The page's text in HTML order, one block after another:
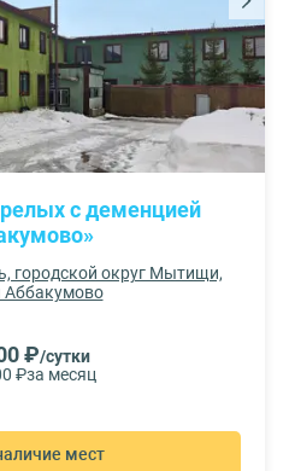
с деменцией
городской округ Мытищи,
Аббакумово
₽/сутки
₽за месяц
мест